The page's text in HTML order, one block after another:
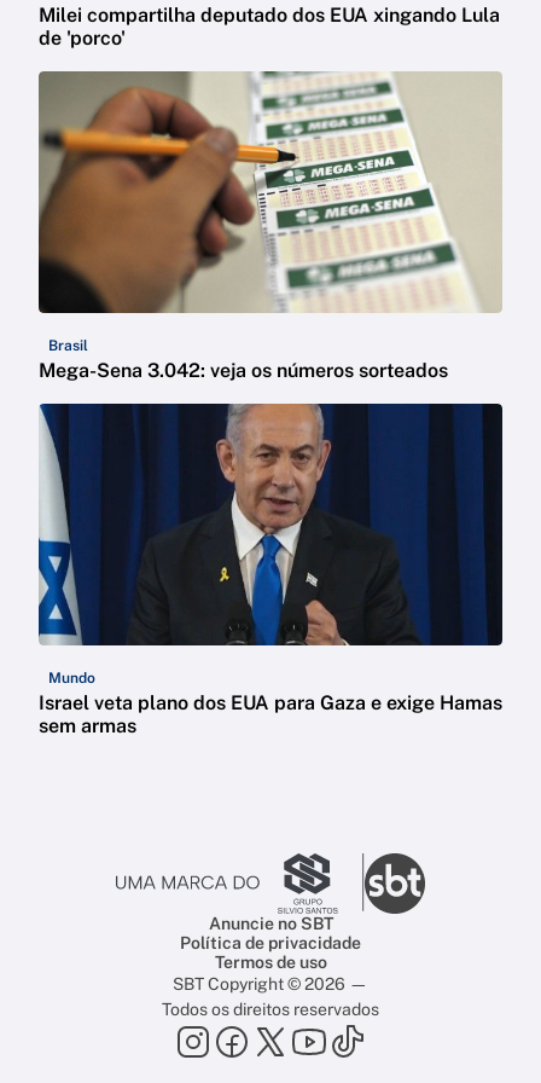
Milei compartilha deputado dos EUA xingando Lula
de 'porco'
Brasil
Mega-Sena 3.042: veja os números sorteados
Mundo
Israel veta plano dos EUA para Gaza e exige Hamas
sem armas
Anuncie no SBT
Política de privacidade
Termos de uso
SBT Copyright © 2026 —
Todos os direitos reservados